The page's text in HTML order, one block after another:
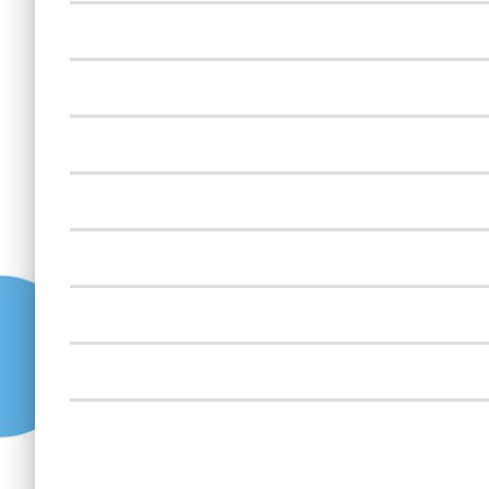
Dott.
Dott. Zattin
Dott. Zattin
Dott. Falso
Dott. Zattin
Dott. Zattin